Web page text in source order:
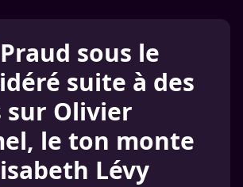
sous le
suite à des
sur Olivier
le ton monte
Lévy